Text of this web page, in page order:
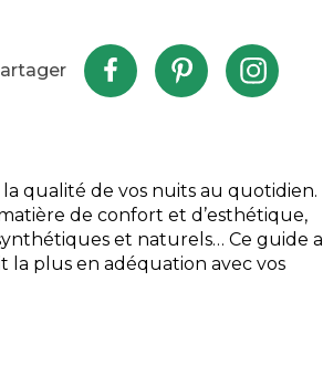
qualité de vos nuits au quotidien.
de confort et d’esthétique,
et naturels… Ce guide a
plus en adéquation avec vos